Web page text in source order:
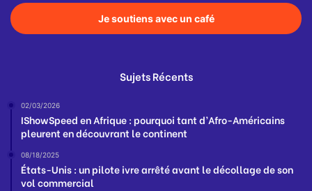
Je soutiens avec un café
Sujets Récents
02/03/2026
IShowSpeed en Afrique : pourquoi tant d’Afro-Américains
pleurent en découvrant le continent
08/18/2025
États-Unis : un pilote ivre arrêté avant le décollage de son
vol commercial